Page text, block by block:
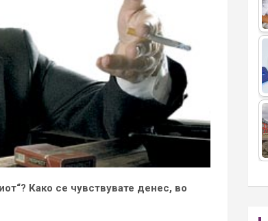
Како се чувствувате денес, во